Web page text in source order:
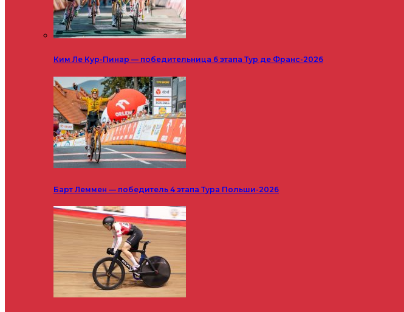
Ким Ле Кур-Пинар — победительница 6 этапа Тур де Франс-2026
Барт Леммен — победитель 4 этапа Тура Польши-2026